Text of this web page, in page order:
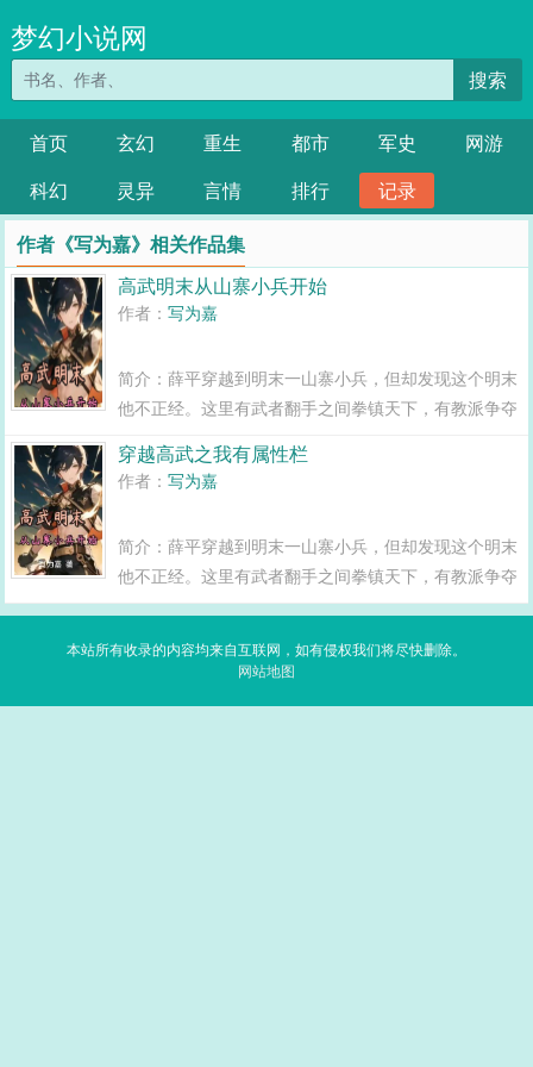
梦幻小说网
搜索
首页 玄幻 重生 都市 军史
网游
科幻
灵异 言情 排行 记录
作者《写为嘉》相关作品集
高武明末从山寨小兵开始
作者：写为嘉
简介：薛平穿越到明末一山寨小兵，但却发现这个明末
他不正经。这里有武者翻手之间拳镇天下，有教派争夺
最初只是辛苦求生，之后身不由己，被卷入明末逐鹿大
穿越高武之我有属性栏
作者：写为嘉
简介：薛平穿越到明末一山寨小兵，但却发现这个明末
他不正经。这里有武者翻手之间拳镇天下，有教派争夺
气运谋夺长生。薛平从一个手无缚鸡之力的青年开始，
潮之中，回首看去，挥手江山尽，累累白骨，众生俯...
本站所有收录的内容均来自互联网，如有侵权我们将尽快删除。
网站地图